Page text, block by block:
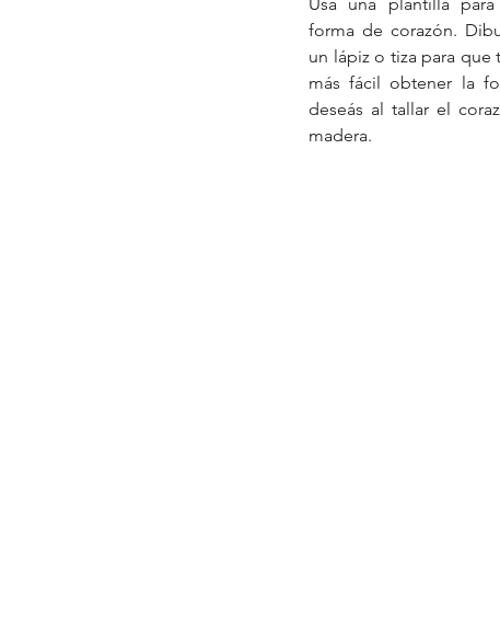
Usá una plantilla
forma de corazón.
un lápiz o tiza para que
más fácil obtener la
deseás al tallar el
madera.